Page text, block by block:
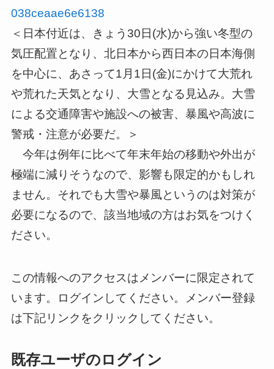
038ceaae6e6138
＜日本付近は、きょう30日(水)から強い冬型の
気圧配置となり 、北日本から西日本の日本海側
を中心に、あさって1月1日(金)にかけて大荒れ
や荒れた天気となり、大雪となる見込み。大雪
によ る交通障害や施設への被害、暴風や高波に
警戒・注意が必要だ。＞
今年は例年に比べて年末年始の移動や外出が
極端に減りそうなので、影響も限定的かもしれ
ません。それでも大雪や暴風というのは対策が
必要になるので、該当地域の方はお気をつけく
ださい。
この情報へのアクセスはメンバーに限定されて
います。ログインしてください。メンバー登録
は下記リンクをクリックしてください。
既存ユーザのログイン